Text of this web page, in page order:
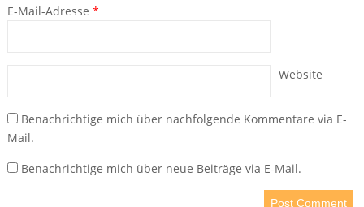
E-Mail-Adresse *
Website
Benachrichtige mich über nachfolgende Kommentare via E-
Mail.
Benachrichtige mich über neue Beiträge via E-Mail.